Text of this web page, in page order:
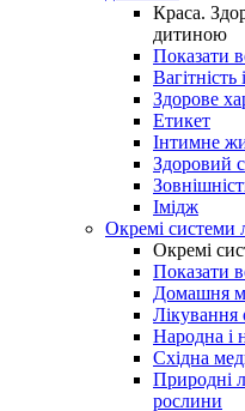
Краса.
дитиною
Показати
Здорове
Етикет
Інтимне
Здоровий
Імідж
Окремі системи
Окремі
Показати
Домашня
Лікування
Народна і
Східна
Природні
рослини